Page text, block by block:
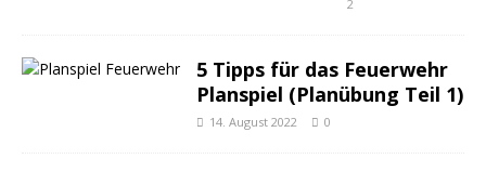
2
5 Tipps für das Feuerwehr
Planspiel (Planübung Teil 1)
14. August 2022 0